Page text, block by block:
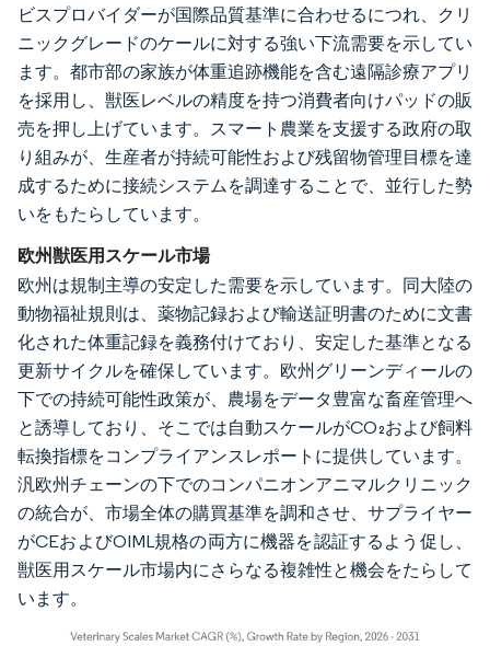
ビスプロバイダーが国際品質基準に合わせるにつれ、クリ
ニックグレードのケールに対する強い下流需要を示してい
ます。都市部の家族が体重追跡機能を含む遠隔診療アプリ
を採用し、獣医レベルの精度を持つ消費者向けパッドの販
売を押し上げています。スマート農業を支援する政府の取
り組みが、生産者が持続可能性および残留物管理目標を達
成するために接続システムを調達することで、並行した勢
いをもたらしています。
欧州獣医用スケール市場
欧州は規制主導の安定した需要を示しています。同大陸の
動物福祉規則は、薬物記録および輸送証明書のために文書
化された体重記録を義務付けており、安定した基準となる
更新サイクルを確保しています。欧州グリーンディールの
下での持続可能性政策が、農場をデータ豊富な畜産管理へ
と誘導しており、そこでは自動スケールがCO₂および飼料
転換指標をコンプライアンスレポートに提供しています。
汎欧州チェーンの下でのコンパニオンアニマルクリニック
の統合が、市場全体の購買基準を調和させ、サプライヤー
がCEおよびOIML規格の両方に機器を認証するよう促し、
獣医用スケール市場内にさらなる複雑性と機会をたらして
います。